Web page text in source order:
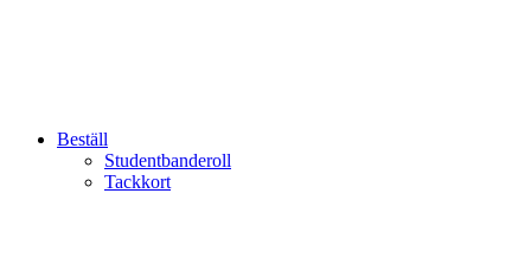
Beställ
Studentbanderoll
Tackkort